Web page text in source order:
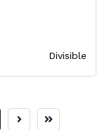
Divisible